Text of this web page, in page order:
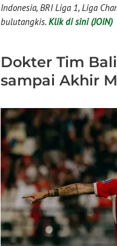
Indonesia, BRI Liga 1, Liga
bulutangkis. Klik di sini (JOIN)
Dokter Tim
sampai Akhir